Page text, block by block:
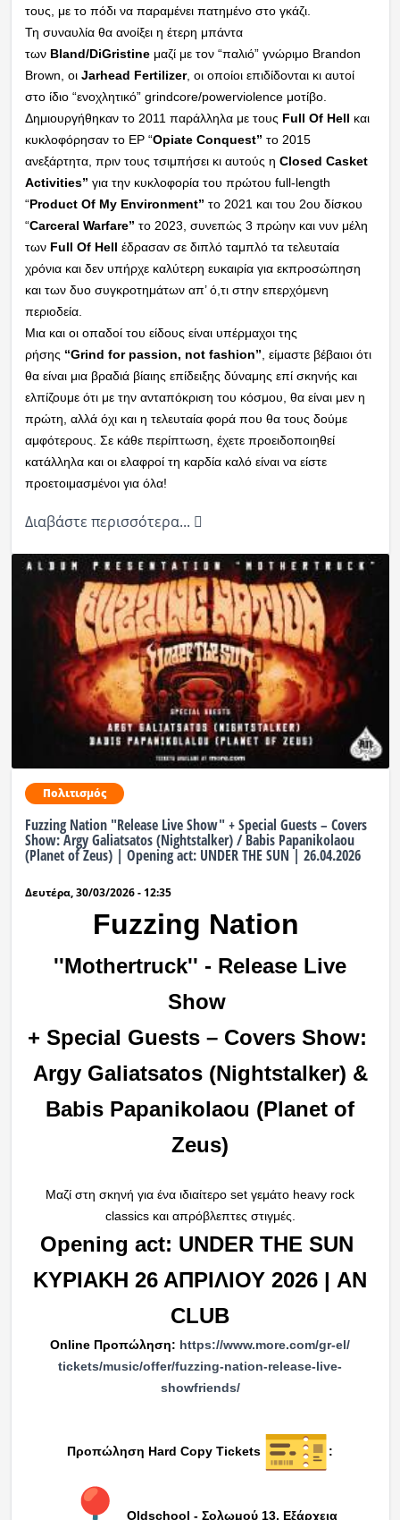
τους, με το πόδι να παραμένει πατημένο στο γκάζι.
Τη συναυλία θα ανοίξει η έτερη μπάντα
των Bland/DiGristineμαζί με τον “παλιό” γνώριμο Brandon
Brown, οι Jarhead Fertilizer, οι οποίοι επιδίδονται κι αυτοί
στο ίδιο “ενοχλητικό” grindcore/powerviolence μοτίβο.
Δημιουργήθηκαν το 2011 παράλληλα με τους Full Of Hell και
κυκλοφόρησαν το ΕΡ “Opiate Conquest” το 2015
ανεξάρτητα, πριν τους τσιμπήσει κι αυτούς η Closed Casket
Activities” για την κυκλοφορία του πρώτου full-length
“Product Of My Environment” το 2021 και του 2ου δίσκου
“Carceral Warfare” το 2023, συνεπώς 3 πρώην και νυν μέλη
των Full Of Hell έδρασαν σε διπλό ταμπλό τα τελευταία
χρόνια και δεν υπήρχε καλύτερη ευκαιρία για εκπροσώπηση
και των δυο συγκροτημάτων απ’ ό,τι στην επερχόμενη
περιοδεία.
Μια και οι οπαδοί του είδους είναι υπέρμαχοι της
ρήσης “Grind for passion, not fashion” , είμαστε βέβαιοι ότι
θα είναι μια βραδιά βίαιης επίδειξης δύναμης επί σκηνής και
ελπίζουμε ότι με την ανταπόκριση του κόσμου, θα είναι μεν η
πρώτη, αλλά όχι και η τελευταία φορά που θα τους δούμε
αμφότερους. Σε κάθε περίπτωση, έχετε προειδοποιηθεί
κατάλληλα και οι ελαφροί τη καρδία καλό είναι να είστε
προετοιμασμένοι για όλα!
Διαβάστε περισσότερα...
Πολιτισμός
Fuzzing Nation "Release Live Show" + Special Guests – Covers
Show: Argy Galiatsatos (Nightstalker) / Babis Papanikolaou
(Planet of Zeus) | Opening act: UNDER THE SUN | 26.04.2026
Δευτέρα, 30/03/2026 - 12:35
Fuzzing Nation
''Mothertruck'' - Release Live
Show
+ Special Guests – Covers Show:
Argy Galiatsatos (Nightstalker) &
Babis Papanikolaou (Planet of
Zeus)
Μαζί στη σκηνή για ένα ιδιαίτερο set γεμάτο heavy rock
classics και απρόβλεπτες στιγμές.
Opening act: UNDER THE SUN
ΚΥΡΙΑΚΗ 26 ΑΠΡΙΛΙΟΥ 2026 | AN
CLUB
Online Προπώληση: https://www.more.com/gr-el/
tickets/music/offer/fuzzing-nation-release-live-
showfriends/
Προπώληση Hard Copy Tickets :
Oldschool - Σολωμού 13, Εξάρχεια